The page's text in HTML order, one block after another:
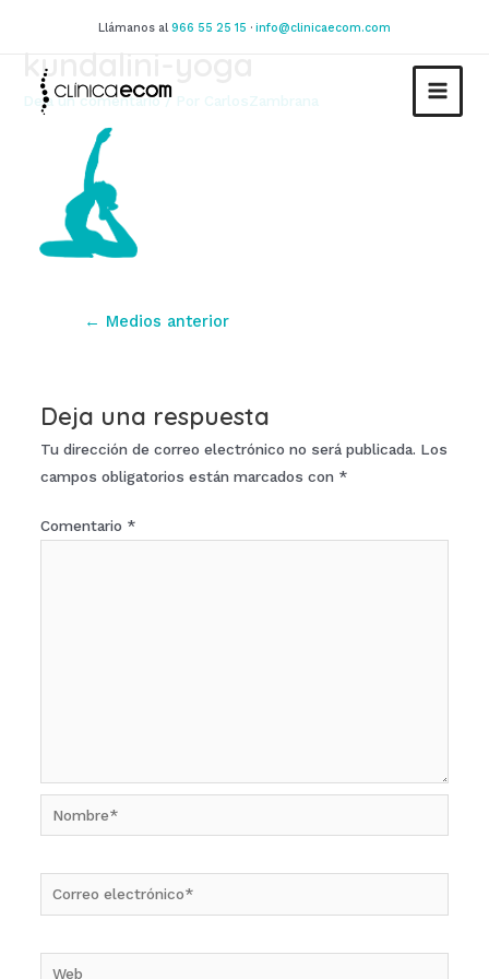
contenido
Llámanos al966 55 25 15 · info@clinicaecom.com
MAIN
kundalini-yoga
Deja un comentario / Por CarlosZambrana
Navegación
← Medios anterior
Deja una respuesta
Tu dirección de correo electrónico no será publicada. Los
campos obligatorios están marcados con *
Comentario *
Nombre*
electrónico*